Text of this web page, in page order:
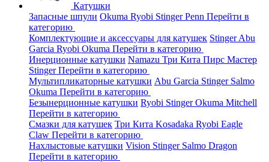
Катушки
Запасные шпули Okuma Ryobi StingerPenn Перейти в
категорию
Комплектующие и аксессуары для катушек StingerAbu
Garcia Ryobi Okuma Перейти в категорию
Инерционные катушки Namazu Три Кита Пирс Мастер
StingerПерейти в категорию
Мультипликаторные катушки Abu Garcia Stinger Salmo
Okuma Перейти в категорию
Безынерционные катушки Ryobi StingerOkuma Mitchell
Перейти в категорию
Смазки для катушек Три Кита Kosadaka Ryobi Eagle
Claw Перейти в категорию
Нахлыстовые катушки Vision Stinger Salmo Dragon
Перейти в категорию